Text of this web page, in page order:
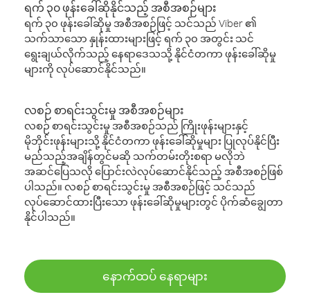
ရက် ၃၀ ဖုန်းခေါ်ဆိုနိုင်သည့် အစီအစဉ်များ
ရက် ၃၀ ဖုန်းခေါ်ဆိုမှု အစီအစဉ်ဖြင့် သင်သည် Viber ၏
သက်သာသော နှုန်းထားများဖြင့် ရက် ၃၀ အတွင်း သင်
ရွေးချယ်လိုက်သည့် နေရာဒေသသို့ နိုင်ငံတကာ ဖုန်းခေါ်ဆိုမှု
များကို လုပ်ဆောင်နိုင်သည်။
လစဉ် စာရင်းသွင်းမှု အစီအစဉ်များ
လစဉ် စာရင်းသွင်းမှု အစီအစဉ်သည် ကြိုးဖုန်းများနှင့်
မိုဘိုင်းဖုန်းများသို့ နိုင်ငံတကာ ဖုန်းခေါ်ဆိုမှုများ ပြုလုပ်နိုင်ပြီး
မည်သည့်အချိန်တွင်မဆို သက်တမ်းတိုးစရာ မလိုဘဲ
အဆင်ပြေသလို ပြောင်းလဲလုပ်ဆောင်နိုင်သည့် အစီအစဉ်ဖြစ်
ပါသည်။ လစဉ် စာရင်းသွင်းမှု အစီအစဉ်ဖြင့် သင်သည်
လုပ်ဆောင်ထားပြီးသော ဖုန်းခေါ်ဆိုမှုများတွင် ပိုက်ဆံချွေတာ
နိုင်ပါသည်။
နောက်ထပ် နေရာများ